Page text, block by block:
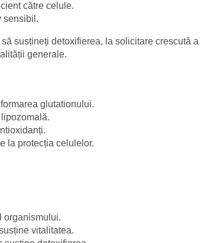
către celule.
sensibil.
susțineți detoxifierea, la solicitare crescută a
generale.
glutationului.
la protecția celulelor.
organismului.
vitalitatea.